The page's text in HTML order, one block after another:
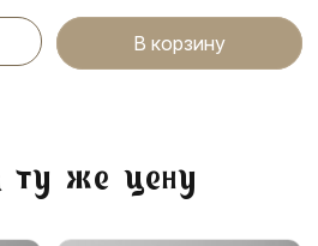
В корзину
ту же цену